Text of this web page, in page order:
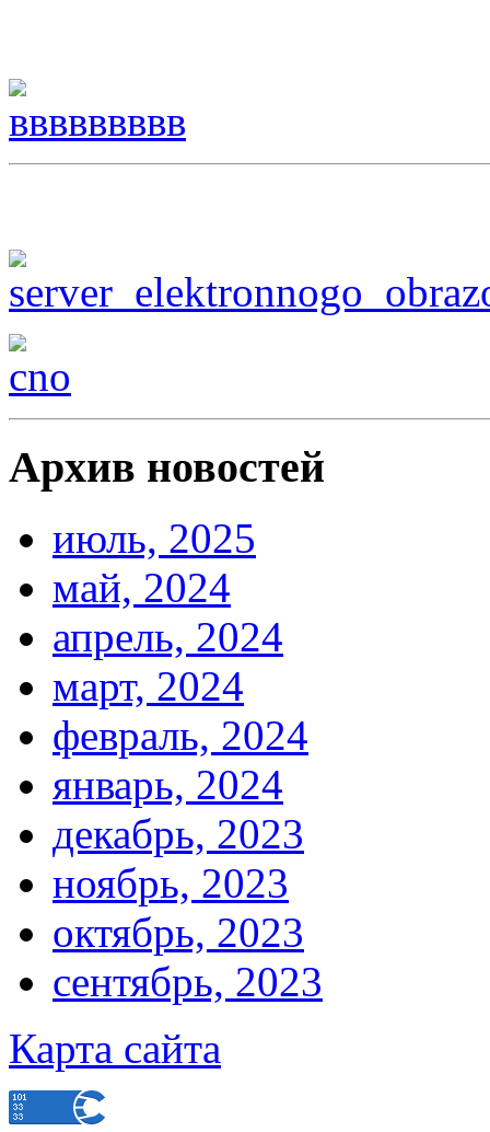
Архив новостей
июль, 2025
май, 2024
апрель, 2024
март, 2024
февраль, 2024
январь, 2024
декабрь, 2023
ноябрь, 2023
октябрь, 2023
сентябрь, 2023
Карта сайта